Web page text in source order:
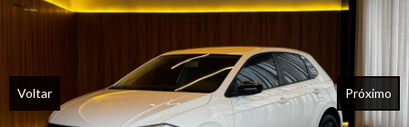
Voltar Próximo